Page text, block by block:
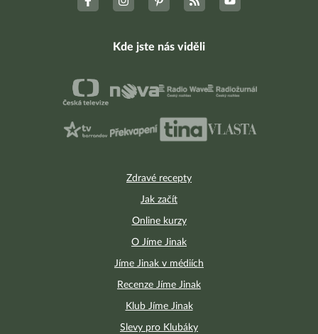
Zdravé recepty
Jak začít
Online kurzy
O Jíme Jinak
Jíme Jinak v médiích
Recenze Jíme Jinak
Klub Jíme Jinak
Slevy pro Klubáky
Kde jste nás viděli